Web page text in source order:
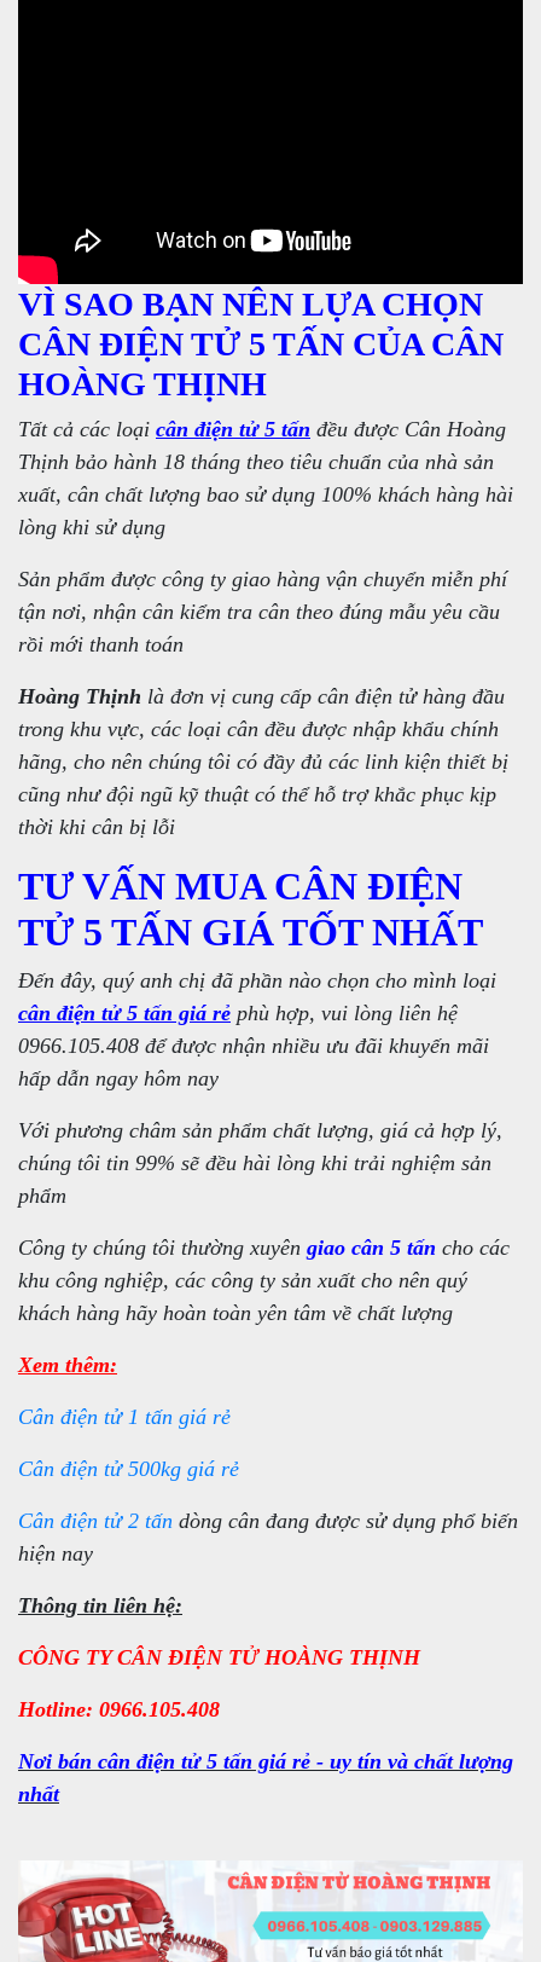
VÌ SAO BẠN NÊN LỰA CHỌN
CÂN ĐIỆN TỬ 5 TẤN CỦA CÂN
HOÀNG THỊNH
Tất cả các loại cân điện tử 5 tấn đều được Cân Hoàng
Thịnh bảo hành 18 tháng theo tiêu chuẩn của nhà sản
xuất, cân chất lượng bao sử dụng 100% khách hàng hài
lòng khi sử dụng
Sản phẩm được công ty giao hàng vận chuyển miễn phí
tận nơi, nhận cân kiểm tra cân theo đúng mẫu yêu cầu
rồi mới thanh toán
Hoàng Thịnh là đơn vị cung cấp cân điện tử hàng đầu
trong khu vực, các loại cân đều được nhập khẩu chính
hãng, cho nên chúng tôi có đầy đủ các linh kiện thiết bị
cũng như đội ngũ kỹ thuật có thể hỗ trợ khắc phục kịp
thời khi cân bị lỗi
TƯ VẤN MUA CÂN ĐIỆN
TỬ 5 TẤN GIÁ TỐT NHẤT
Đến đây, quý anh chị đã phần nào chọn cho mình loại
cân điện tử 5 tấn giá rẻ phù hợp, vui lòng liên hệ
0966.105.408 để được nhận nhiều ưu đãi khuyến mãi
hấp dẫn ngay hôm nay
Với phương châm sản phẩm chất lượng, giá cả hợp lý,
chúng tôi tin 99% sẽ đều hài lòng khi trải nghiệm sản
phẩm
Công ty chúng tôi thường xuyên giao cân 5 tấn cho các
khu công nghiệp, các công ty sản xuất cho nên quý
khách hàng hãy hoàn toàn yên tâm về chất lượng
Xem thêm:
Cân điện tử 1 tấn giá rẻ
Cân điện tử 500kg giá rẻ
Cân điện tử 2 tấn dòng cân đang được sử dụng phổ biến
hiện nay
Thông tin liên hệ:
CÔNG TY CÂN ĐIỆN TỬ HOÀNG THỊNH
Hotline: 0966.105.408
Nơi bán cân điện tử 5 tấn giá rẻ - uy tín và chất lượng
nhất